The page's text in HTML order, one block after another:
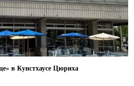
в Кунстхаусе Цюриха